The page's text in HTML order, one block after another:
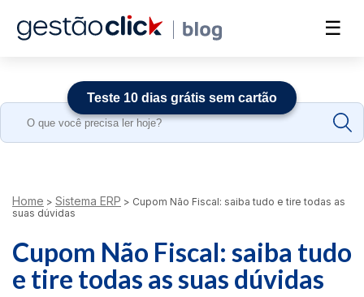
☰
Search
Home > Sistema ERP > Cupom Não Fiscal: saiba tudo e tire todas as
suas dúvidas
Cupom Não Fiscal: saiba tudo
e tire todas as suas dúvidas
Teste 10 dias grátis sem cartão